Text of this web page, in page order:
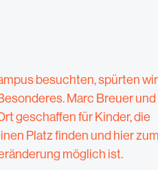
besuchten, spürten wir
Marc Breuer und
geschaffen für Kinder, die
Platz finden und hier
möglich ist.